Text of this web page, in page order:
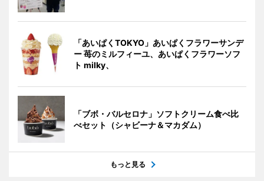
「あいぱくTOKYO」あいぱくフラワーサンデ
ー 苺のミルフィーユ、あいぱくフラワーソフ
ト milky、
「ブボ・バルセロナ」ソフトクリーム食べ比
べセット（シャビーナ＆マカダム）
もっと見る